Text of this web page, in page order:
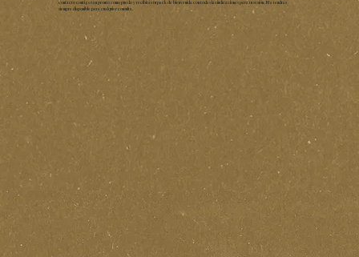
contacto contigo tan pronto como pueda y recibirás tu pack de bienvenida con todas las indicaciones para tu sesión. Me tendrás
siempre disponible para cualquier consulta.